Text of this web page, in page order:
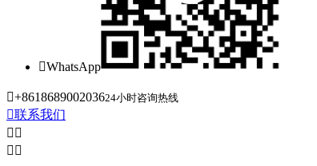
WhatsApp
+861868900203624小时咨询热线
联系我们
 
 